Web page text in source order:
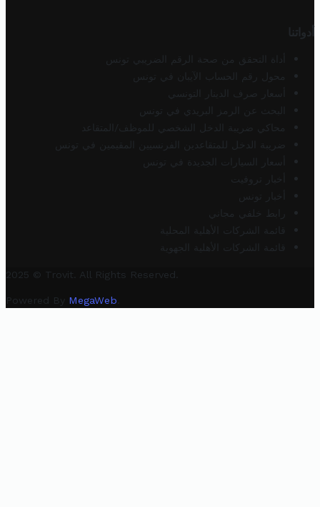
أدواتنا
أداة التحقق من صحة الرقم الضريبي تونس
محول رقم الحساب الآيبان في تونس
أسعار صرف الدينار التونسي
البحث عن الرمز البريدي في تونس
محاكي ضريبة الدخل الشخصي للموظف/المتقاعد
ضريبة الدخل للمتقاعدين الفرنسيين المقيمين في تونس
أسعار السيارات الجديدة في تونس
أخبار تروفيت
أخبار تونس
رابط خلفي مجاني
قائمة الشركات الأهلية المحلية
قائمة الشركات الأهلية الجهوية
2025 © Trovit. All Rights Reserved.
Powered By MegaWeb